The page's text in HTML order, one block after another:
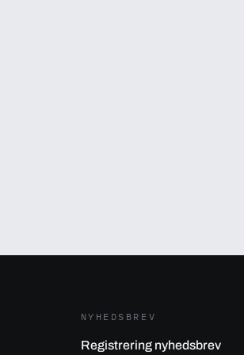
NYHEDSBREV
Registrering nyhedsbrev